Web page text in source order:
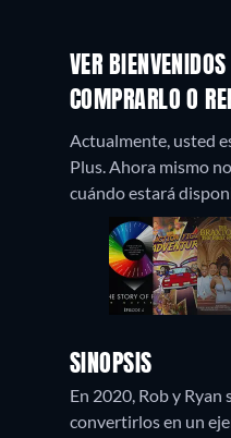
VER
COMPRARLO O
Actualmente, usted
Plus.Ahora mismo
cuándo estará
SINOPSIS
En 2020, Rob y
convertirlos en un